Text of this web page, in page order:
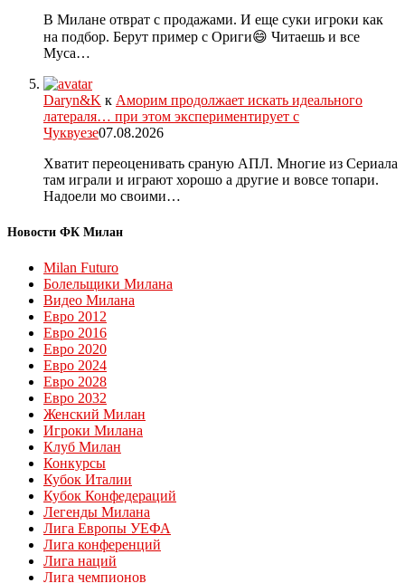
В Милане отврат с продажами. И еще суки игроки как
на подбор. Берут пример с Ориги😄 Читаешь и все
Муса…
Daryn&K к Аморим продолжает искать идеального
латераля… при этом экспериментирует с
Чуквуезе07.08.2026
Хватит переоценивать сраную АПЛ. Многие из Сериала
там играли и играют хорошо а другие и вовсе топари.
Надоели мо своими…
Новости ФК Милан
Milan Futuro
Болельщики Милана
Видео Милана
Евро 2012
Евро 2016
Евро 2020
Евро 2024
Евро 2028
Евро 2032
Женский Милан
Игроки Милана
Клуб Милан
Конкурсы
Кубок Италии
Кубок Конфедераций
Легенды Милана
Лига Европы УЕФА
Лига конференций
Лига наций
Лига чемпионов